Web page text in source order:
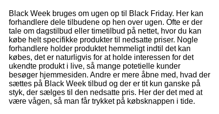
Black Week bruges om ugen op til Black Friday. Her kan
forhandlere dele tilbudene op hen over ugen. Ofte er der
tale om dagstilbud eller timetilbud på nettet, hvor du kan
købe helt specifikke produkter til nedsatte priser. Nogle
forhandlere holder produktet hemmeligt indtil det kan
købes, det er naturligvis for at holde interessen for det
ukendte produkt i live, så mange potetielle kunder
besøger hjemmesiden. Andre er mere åbne med, hvad der
sættes på Black Week tilbud og der er tit kun ganske på
styk, der sælges til den nedsatte pris. Her der det med at
være vågen, så man får trykket på købsknappen i tide.